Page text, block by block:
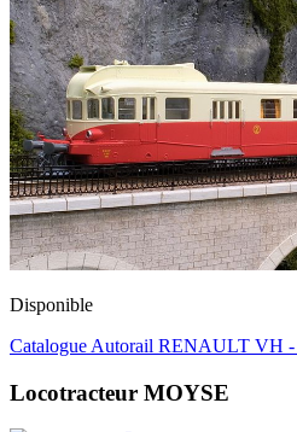
Disponible
Catalogue Autorail RENAULT VH -
Locotracteur MOYSE